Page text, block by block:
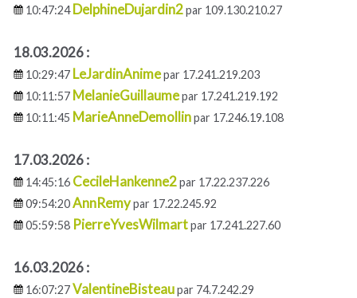
10:47:24 DelphineDujardin2par 109.130.210.27
18.03.2026 :
10:29:47 LeJardinAnimepar 17.241.219.203
10:11:57 MelanieGuillaumepar 17.241.219.192
10:11:45 MarieAnneDemollinpar 17.246.19.108
17.03.2026 :
14:45:16 CecileHankenne2par 17.22.237.226
09:54:20AnnRemypar 17.22.245.92
05:59:58 PierreYvesWilmartpar 17.241.227.60
16.03.2026 :
16:07:27ValentineBisteaupar 74.7.242.29